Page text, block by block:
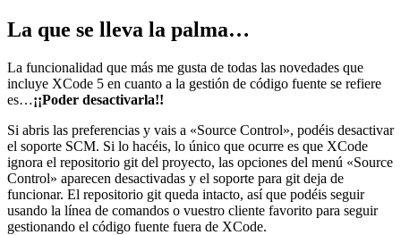
La que se lleva la palma…
La funcionalidad que más me gusta de todas las novedades que
incluye XCode 5 en cuanto a la gestión de código fuente se refiere
es…¡¡Poder desactivarla!!
Si abris las preferencias y vais a «Source Control», podéis desactivar
el soporte SCM. Si lo hacéis, lo único que ocurre es que XCode
ignora el repositorio git del proyecto, las opciones del menú «Source
Control» aparecen desactivadas y el soporte para git deja de
funcionar. El repositorio git queda intacto, así que podéis seguir
usando la línea de comandos o vuestro cliente favorito para seguir
gestionando el código fuente fuera de XCode.